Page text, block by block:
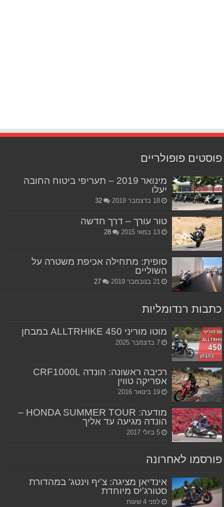
פוסטים פופולריים
מינואר 2019 – תעריפי ביטוח החובה
יעלו
18 בדצמבר 2018 32
טור עורך – דרך חדשה
13 במאי 2015 28
סופית: מתחילה אכיפת משטרה על
השוליים
21 בנובמבר 2019 27
כתבות רנדומליות
מוטו מוריני ALLTRHIKE 450 במבחן
7 בדצמבר 2025
רכיבה ראשונה: הונדה CRF1000L
אפריקה טווין
19 בינואר 2016
מודעה: HONDA SUMMER TOUR –
הונדה מגיעה עד אליך
5 ביולי 2017
פורסמו לאחרונה
אינדיאן מציגה: צ'יף וינטג' במהדורת
סטורג'יס מיוחדת
לפני 4 שעות